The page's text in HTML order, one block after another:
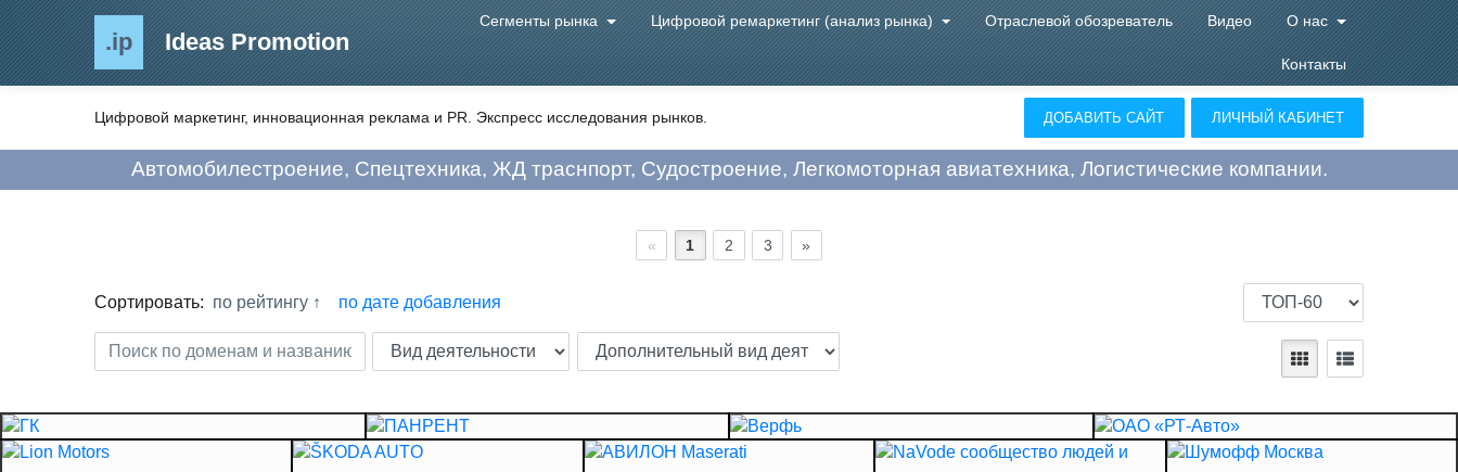
.ip Ideas Promotion
Сегменты рынка Цифровой ремаркетинг (анализ рынка) Отраслевой обозреватель Видео О нас
Контакты
Цифровой маркетинг, инновационная реклама и PR. Экспресс исследования рынков. ДОБАВИТЬ САЙТ ЛИЧНЫЙ КАБИНЕТ
Автомобилестроение, Спецтехника, ЖД траснпорт, Судостроение, Легкомоторная авиатехника, Логистические компании.
« 1 2 3 »
Сортировать: по рейтингу по дате добавления